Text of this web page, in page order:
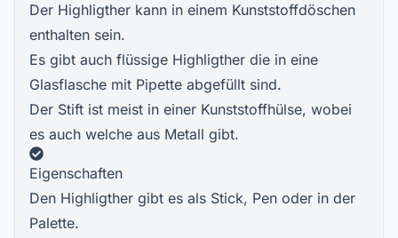
Der Highligther kann in einem Kunststoffdöschen
enthalten sein.
Es gibt auch flüssige Highligther die in eine
Glasflasche mit Pipette abgefüllt sind.
Der Stift ist meist in einer Kunststoffhülse, wobei
es auch welche aus Metall gibt.
Eigenschaften
Den Highligther gibt es als Stick, Pen oder in der
Palette.